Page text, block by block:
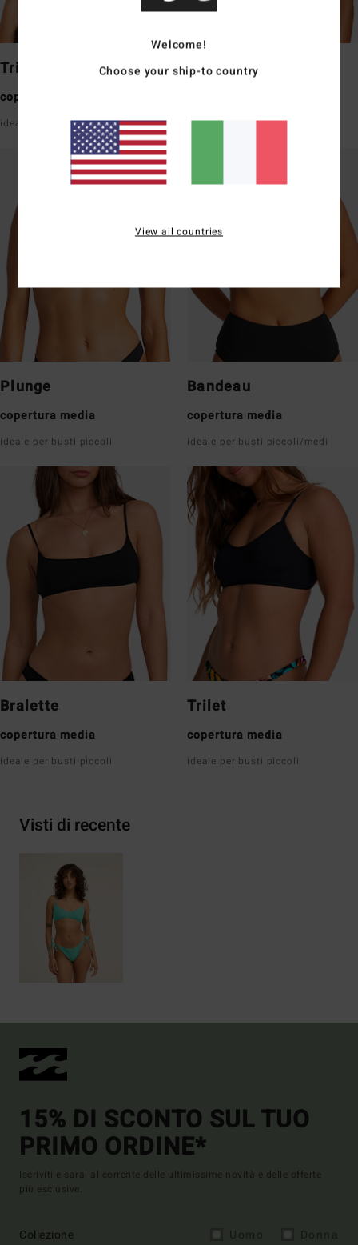
Triangle
copertura media
ideale per busti piccoli/medi
Underwire
buon sostegno con spalline
Plunge
copertura media
ideale per busti piccoli
Bandeau
copertura media
ideale per busti piccoli/medi
Bralette
copertura media
ideale per busti piccoli
Trilet
copertura media
ideale per busti piccoli
Visti di recente
15% DI SCONTO SUL TUO
PRIMO ORDINE*
Iscriviti e sarai al corrente delle ultimissime novità e delle offerte
più esclusive.
Collezione
Welcome!
Choose your ship-to country
View all countries